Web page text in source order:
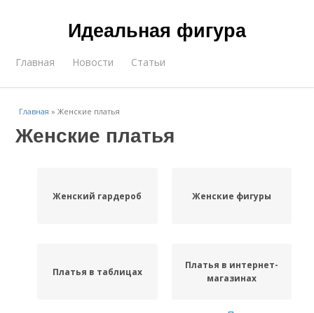
Идеальная фигура
Главная Новости Статьи
Главная »Женские платья
Женские платья
Женский гардероб Женские фигуры
Платья в таблицах
Платья в интернет-
магазинах